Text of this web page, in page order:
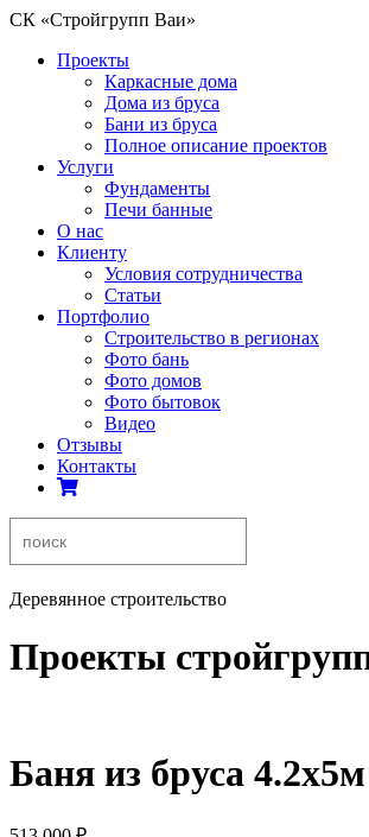
СК «Стройгрупп Ваи»
Проекты
Каркасные дома
Дома из бруса
Бани из бруса
Полное описание проектов
Услуги
Фундаменты
Печи банные
О нас
Клиенту
Условия сотрудничества
Статьи
Портфолио
Строительство в регионах
Фото бань
Фото домов
Фото бытовок
Видео
Отзывы
Контакты
Деревянное строительство
Проекты
Баня из бруса